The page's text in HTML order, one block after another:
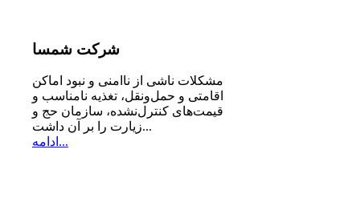
شرکت شمسا
مشكلات ناشی از ناامنی و نبود اماكن
اقامتی و حمل‌ونقل، تغذیه‌ نامناسب و
قیمت‌های كنترل‌نشده، سازمان حج و
زیارت را بر آن داشت...
ادامه...